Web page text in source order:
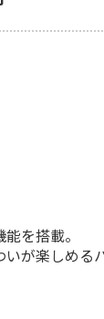
を搭載。
が楽しめ